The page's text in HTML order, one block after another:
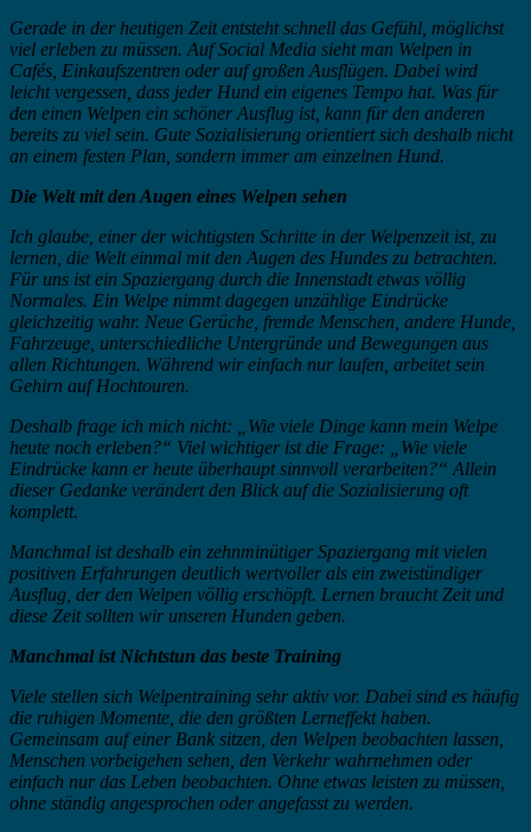
Gerade in der heutigen Zeit entsteht schnell das Gefühl, möglichst
viel erleben zu müssen. Auf Social Media sieht man Welpen in
Cafés, Einkaufszentren oder auf großen Ausflügen. Dabei wird
leicht vergessen, dass jeder Hund ein eigenes Tempo hat. Was für
den einen Welpen ein schöner Ausflug ist, kann für den anderen
bereits zu viel sein. Gute Sozialisierung orientiert sich deshalb nicht
an einem festen Plan, sondern immer am einzelnen Hund.
Die Welt mit den Augen eines Welpen sehen
Ich glaube, einer der wichtigsten Schritte in der Welpenzeit ist, zu
lernen, die Welt einmal mit den Augen des Hundes zu betrachten.
Für uns ist ein Spaziergang durch die Innenstadt etwas völlig
Normales. Ein Welpe nimmt dagegen unzählige Eindrücke
gleichzeitig wahr. Neue Gerüche, fremde Menschen, andere Hunde,
Fahrzeuge, unterschiedliche Untergründe und Bewegungen aus
allen Richtungen. Während wir einfach nur laufen, arbeitet sein
Gehirn auf Hochtouren.
Deshalb frage ich mich nicht: „Wie viele Dinge kann mein Welpe
heute noch erleben?“ Viel wichtiger ist die Frage: „Wie viele
Eindrücke kann er heute überhaupt sinnvoll verarbeiten?“ Allein
dieser Gedanke verändert den Blick auf die Sozialisierung oft
komplett.
Manchmal ist deshalb ein zehnminütiger Spaziergang mit vielen
positiven Erfahrungen deutlich wertvoller als ein zweistündiger
Ausflug, der den Welpen völlig erschöpft. Lernen braucht Zeit und
diese Zeit sollten wir unseren Hunden geben.
Manchmal ist Nichtstun das beste Training
Viele stellen sich Welpentraining sehr aktiv vor. Dabei sind es häufig
die ruhigen Momente, die den größten Lerneffekt haben.
Gemeinsam auf einer Bank sitzen, den Welpen beobachten lassen,
Menschen vorbeigehen sehen, den Verkehr wahrnehmen oder
einfach nur das Leben beobachten. Ohne etwas leisten zu müssen,
ohne ständig angesprochen oder angefasst zu werden.